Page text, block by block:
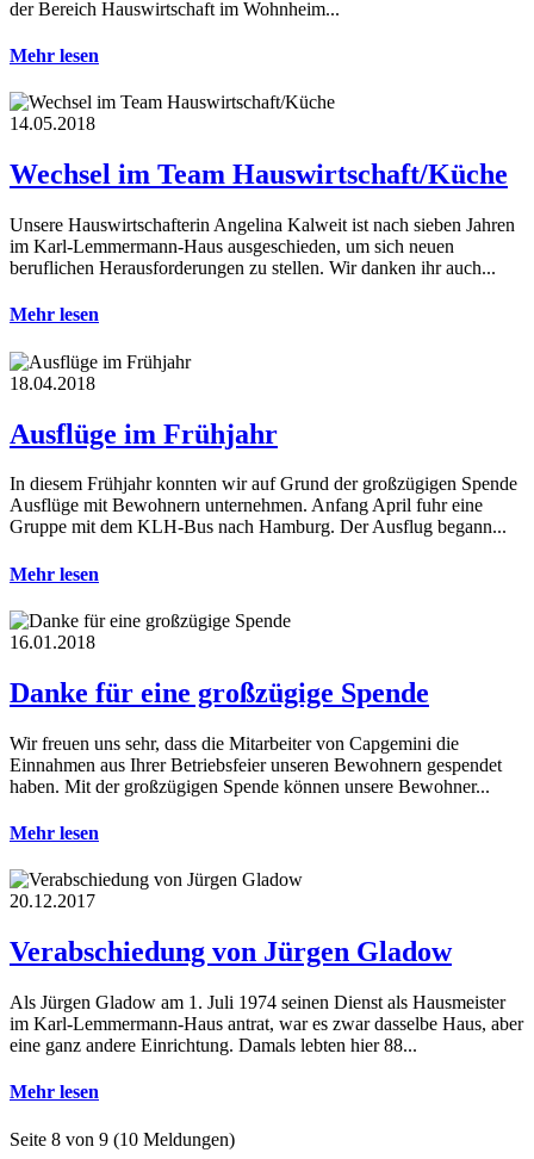
der Bereich Hauswirtschaft im Wohnheim...
Mehr lesen
14.05.2018
Wechsel im Team Hauswirtschaft/Küche
Unsere Hauswirtschafterin Angelina Kalweit ist nach sieben Jahren
im Karl-Lemmermann-Haus ausgeschieden, um sich neuen
beruflichen Herausforderungen zu stellen. Wir danken ihr auch...
Mehr lesen
18.04.2018
Ausflüge im Frühjahr
In diesem Frühjahr konnten wir auf Grund der großzügigen Spende
Ausflüge mit Bewohnern unternehmen. Anfang April fuhr eine
Gruppe mit dem KLH-Bus nach Hamburg. Der Ausflug begann...
Mehr lesen
16.01.2018
Danke für eine großzügige Spende
Wir freuen uns sehr, dass die Mitarbeiter von Capgemini die
Einnahmen aus Ihrer Betriebsfeier unseren Bewohnern gespendet
haben. Mit der großzügigen Spende können unsere Bewohner...
Mehr lesen
20.12.2017
Verabschiedung von Jürgen Gladow
Als Jürgen Gladow am 1. Juli 1974 seinen Dienst als Hausmeister
im Karl-Lemmermann-Haus antrat, war es zwar dasselbe Haus, aber
eine ganz andere Einrichtung. Damals lebten hier 88...
Mehr lesen
Seite 8 von 9 (10 Meldungen)